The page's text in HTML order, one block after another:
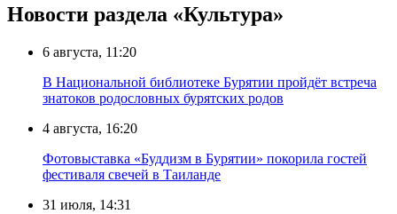
Новости раздела «Культура»
6 августа, 11:20
В Национальной библиотеке Бурятии пройдёт встреча
знатоков родословных бурятских родов
4 августа, 16:20
Фотовыставка «Буддизм в Бурятии» покорила гостей
фестиваля свечей в Таиланде
31 июля, 14:31